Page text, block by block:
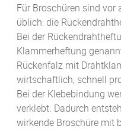
Für Broschüren sind
üblich: die
Bei der
Klammerheftung
Rückenfalz mit
wirtschaftlich, schnell
Bei der Klebebindung
verklebt. Dadurch
wirkende Broschüre mit